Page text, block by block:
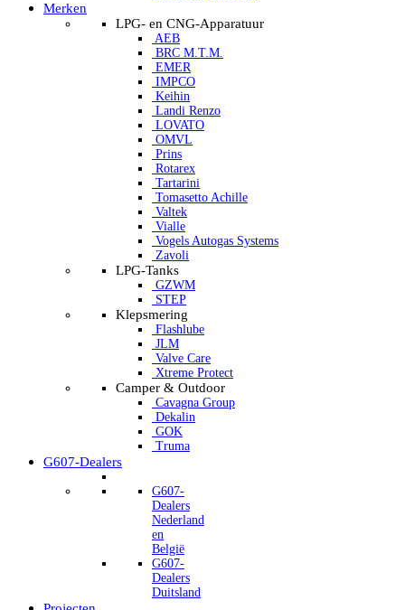
Merken
LPG- en CNG-Apparatuur
AEB
BRC M.T.M.
EMER
IMPCO
Keihin
Landi Renzo
LOVATO
OMVL
Prins
Rotarex
Tartarini
Tomasetto Achille
Valtek
Vialle
Vogels Autogas Systems
Zavoli
LPG-Tanks
GZWM
STEP
Klepsmering
Flashlube
JLM
Valve Care
Xtreme Protect
Camper & Outdoor
Cavagna Group
Dekalin
GOK
Truma
G607-Dealers
G607-
Dealers
Nederland
en
België
G607-
Dealers
Duitsland